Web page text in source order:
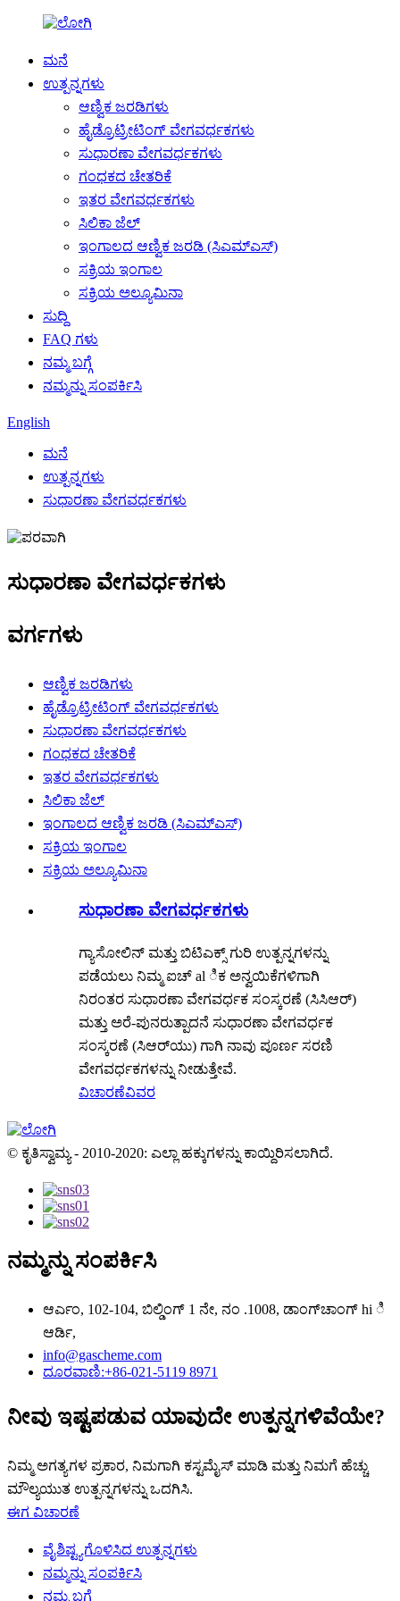
ಮನೆ
ಉತ್ಪನ್ನಗಳು
ಆಣ್ವಿಕ ಜರಡಿಗಳು
ಹೈಡ್ರೊಟ್ರೀಟಿಂಗ್ ವೇಗವರ್ಧಕಗಳು
ಸುಧಾರಣಾ ವೇಗವರ್ಧಕಗಳು
ಗಂಧಕದ ಚೇತರಿಕೆ
ಇತರ ವೇಗವರ್ಧಕಗಳು
ಸಿಲಿಕಾ ಜೆಲ್
ಇಂಗಾಲದ ಆಣ್ವಿಕ ಜರಡಿ (ಸಿಎಮ್ಎಸ್)
ಸಕ್ರಿಯ ಇಂಗಾಲ
ಸಕ್ರಿಯ ಅಲ್ಯೂಮಿನಾ
ಸುದ್ದಿ
FAQ ಗಳು
ನಮ್ಮ ಬಗ್ಗೆ
ನಮ್ಮನ್ನು ಸಂಪರ್ಕಿಸಿ
English
ಮನೆ
ಉತ್ಪನ್ನಗಳು
ಸುಧಾರಣಾ ವೇಗವರ್ಧಕಗಳು
ಸುಧಾರಣಾ ವೇಗವರ್ಧಕಗಳು
ವರ್ಗಗಳು
ಆಣ್ವಿಕ ಜರಡಿಗಳು
ಹೈಡ್ರೊಟ್ರೀಟಿಂಗ್ ವೇಗವರ್ಧಕಗಳು
ಸುಧಾರಣಾ ವೇಗವರ್ಧಕಗಳು
ಗಂಧಕದ ಚೇತರಿಕೆ
ಇತರ ವೇಗವರ್ಧಕಗಳು
ಸಿಲಿಕಾ ಜೆಲ್
ಇಂಗಾಲದ ಆಣ್ವಿಕ ಜರಡಿ (ಸಿಎಮ್ಎಸ್)
ಸಕ್ರಿಯ ಇಂಗಾಲ
ಸಕ್ರಿಯ ಅಲ್ಯೂಮಿನಾ
ಸುಧಾರಣಾ ವೇಗವರ್ಧಕಗಳು
ಗ್ಯಾಸೋಲಿನ್ ಮತ್ತು ಬಿಟಿಎಕ್ಸ್ ಗುರಿ ಉತ್ಪನ್ನಗಳನ್ನು
ಪಡೆಯಲು ನಿಮ್ಮ ಐಚ್ al ಿಕ ಅನ್ವಯಿಕೆಗಳಿಗಾಗಿ
ನಿರಂತರ ಸುಧಾರಣಾ ವೇಗವರ್ಧಕ ಸಂಸ್ಕರಣೆ (ಸಿಸಿಆರ್)
ಮತ್ತು ಅರೆ-ಪುನರುತ್ಪಾದನೆ ಸುಧಾರಣಾ ವೇಗವರ್ಧಕ
ಸಂಸ್ಕರಣೆ (ಸಿಆರ್‌ಯು) ಗಾಗಿ ನಾವು ಪೂರ್ಣ ಸರಣಿ
ವೇಗವರ್ಧಕಗಳನ್ನು ನೀಡುತ್ತೇವೆ.
ವಿಚಾರಣೆವಿವರ
© ಕೃತಿಸ್ವಾಮ್ಯ - 2010-2020: ಎಲ್ಲಾ ಹಕ್ಕುಗಳನ್ನು ಕಾಯ್ದಿರಿಸಲಾಗಿದೆ.
ನಮ್ಮನ್ನು ಸಂಪರ್ಕಿಸಿ
ಆರ್ಎಂ, 102-104, ಬಿಲ್ಡಿಂಗ್ 1 ನೇ, ನಂ .1008, ಡಾಂಗ್‌ಚಾಂಗ್‌ hi ಿ
ಆರ್ಡಿ,
info@gascheme.com
ದೂರವಾಣಿ:+86-021-5119 8971
ನೀವು ಇಷ್ಟಪಡುವ ಯಾವುದೇ ಉತ್ಪನ್ನಗಳಿವೆಯೇ?
ನಿಮ್ಮ ಅಗತ್ಯಗಳ ಪ್ರಕಾರ, ನಿಮಗಾಗಿ ಕಸ್ಟಮೈಸ್ ಮಾಡಿ ಮತ್ತು ನಿಮಗೆ ಹೆಚ್ಚು
ಮೌಲ್ಯಯುತ ಉತ್ಪನ್ನಗಳನ್ನು ಒದಗಿಸಿ.
ಈಗ ವಿಚಾರಣೆ
ವೈಶಿಷ್ಟ್ಯಗೊಳಿಸಿದ ಉತ್ಪನ್ನಗಳು
ನಮ್ಮನ್ನು ಸಂಪರ್ಕಿಸಿ
ನಮ್ಮ ಬಗ್ಗೆ